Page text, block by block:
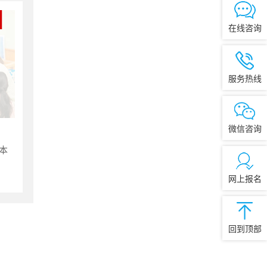
在线咨询
服务热线
微信咨询
网上报名
回到顶部